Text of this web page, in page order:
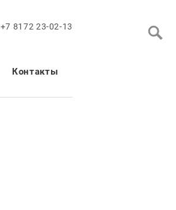
+7 8172 23-02-13
Контакты